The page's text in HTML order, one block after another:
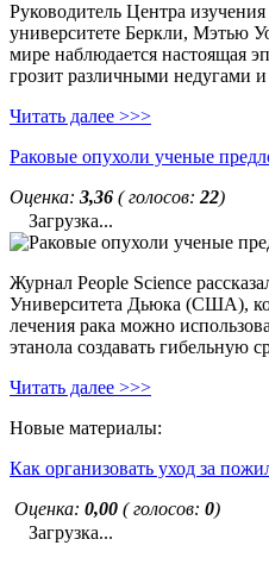
Руководитель Центра
университете Беркли, Мэтью
мире наблюдается настоящая
грозит различными недугами и
Читать далее >>>
Раковые опухоли ученые
Оценка: 3,36 ( голосов: 22)
Загрузка...
Журнал People Science
Университета Дьюка (США),
лечения рака можно
этанола создавать гибельную
Читать далее >>>
Новые материалы:
Как организовать уход за
Оценка: 0,00 ( голосов: 0)
Загрузка...